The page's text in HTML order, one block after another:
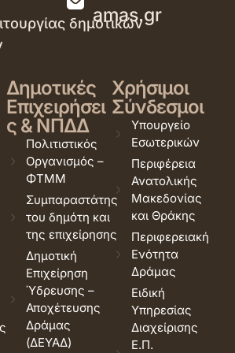
amas.gr
δημοτικών
Δημοτικές
Επιχειρήσει
ς & ΝΠΔΔ
Πολιτιστικός
Οργανισμός –
ΦΤΜΜ
Συμπαραστάτης
του δημότη και
της επιχείρησης
Δημοτική
Επιχείρηση
Ύδρευσης –
Αποχέτευσης
Δράμας
(ΔΕΥΑΔ)
Χρήσιμοι
Σύνδεσμοι
Υπουργείο
Εσωτερικών
Περιφέρεια
Ανατολικής
Μακεδονίας
και Θράκης
Περιφερειακή
Ενότητα
Δράμας
Ειδική
Υπηρεσίας
Διαχείρισης
Ε.Π.